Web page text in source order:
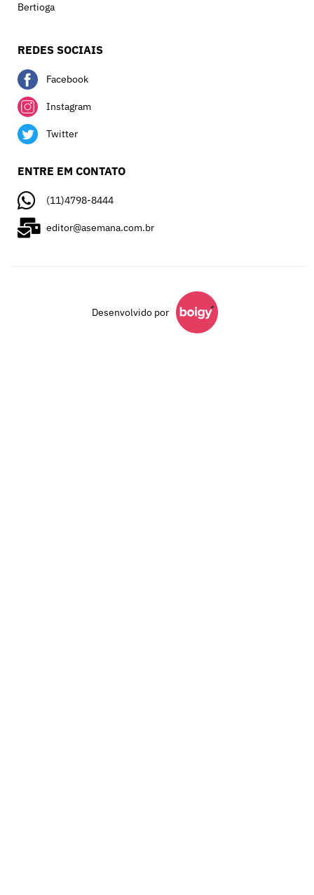
Bertioga
REDES SOCIAIS
Facebook
Instagram
Twitter
ENTRE EM CONTATO
(11)4798-8444
editor@asemana.com.br
Desenvolvido por